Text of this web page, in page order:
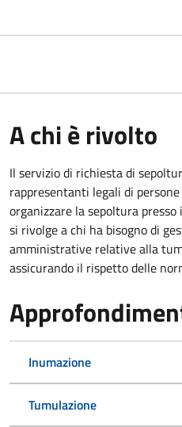
A chi è rivolto
Il servizio di richiesta di
rappresentanti legali di
organizzare la sepoltura
si rivolge a chi ha bisogno di
amministrative relative alla
assicurando il rispetto delle
Inumazione
Tumulazione